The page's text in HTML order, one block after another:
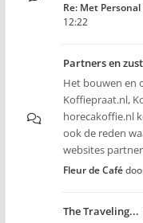
Re: Met
12:22
Partners en
Het bouwen en
Koffiepraat.nl,
horecakoffie.nl
ook de reden
websites
Fleur de Café
The Traveling...